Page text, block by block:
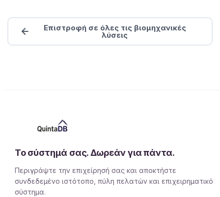
Επιστροφή σε όλες τις βιομηχανικές
λύσεις
Το σύστημά σας. Δωρεάν για πάντα.
Περιγράψτε την επιχείρησή σας και αποκτήστε
συνδεδεμένο ιστότοπο, πύλη πελατών και επιχειρηματικό
σύστημα.